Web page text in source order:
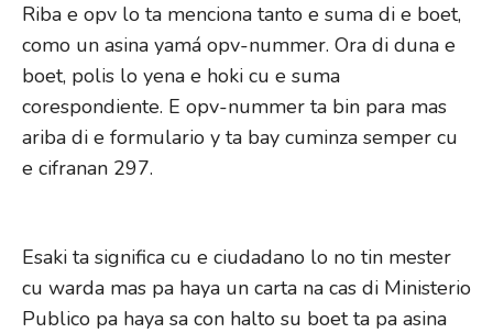
Riba e opv lo ta menciona tanto e suma di e boet,
como un asina yamá opv-nummer. Ora di duna e
boet, polis lo yena e hoki cu e suma
corespondiente. E opv-nummer ta bin para mas
ariba di e formulario y ta bay cuminza semper cu
e cifranan 297.
Esaki ta significa cu e ciudadano lo no tin mester
cu warda mas pa haya un carta na cas di Ministerio
Publico pa haya sa con halto su boet ta pa asina